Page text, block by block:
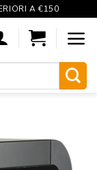
A €150